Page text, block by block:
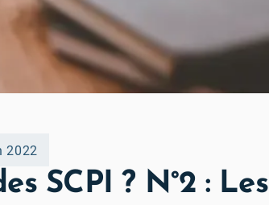
2022
SCPI ? N°2 : Les